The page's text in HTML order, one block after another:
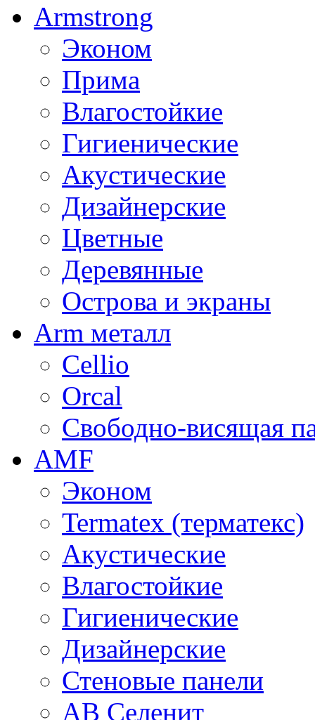
Armstrong
Эконом
Прима
Влагостойкие
Гигиенические
Акустические
Дизайнерские
Цветные
Деревянные
Острова и экраны
Arm металл
Cellio
Orcal
Свободно-висящая
AMF
Эконом
Termatex (терматекс)
Акустические
Влагостойкие
Гигиенические
Дизайнерские
Стеновые панели
AB Селенит